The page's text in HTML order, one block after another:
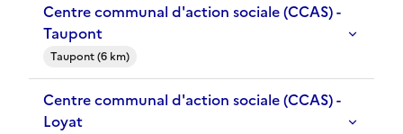
Centre communal d'action sociale (CCAS) -
Taupont
Taupont (6 km)
Centre communal d'action sociale (CCAS) -
Loyat